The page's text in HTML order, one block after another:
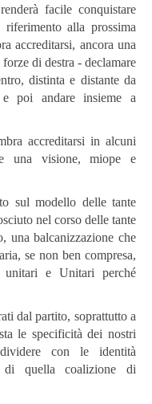
facile conquistare
alla prossima
accreditarsi, ancora una
di destra - declamare
distinta e distante da
poi andare insieme a
accreditarsi in alcuni
una visione, miope e
sul modello delle tante
nel corso delle tante
una balcanizzazione che
se non ben compresa,
unitari e Unitari perché
dal partito, soprattutto a
le specificità dei nostri
con le identità
di quella coalizione di